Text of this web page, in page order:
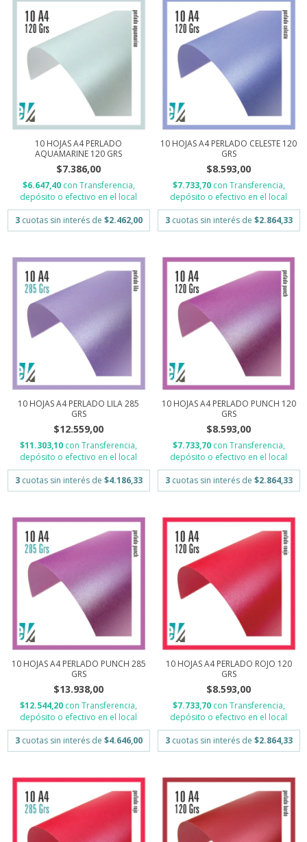
10 HOJAS A4 PERLADO
AQUAMARINE 120 GRS
$7.386,00
$6.647,40 con Transferencia,
depósito o efectivo en el local
3 cuotas sin interés de $2.462,00
10 HOJAS A4 PERLADO CELESTE 120
GRS
$8.593,00
$7.733,70 con Transferencia,
depósito o efectivo en el local
3 cuotas sin interés de $2.864,33
10 HOJAS A4 PERLADO LILA 285
GRS
$12.559,00
$11.303,10 con Transferencia,
depósito o efectivo en el local
3 cuotas sin interés de $4.186,33
10 HOJAS A4 PERLADO PUNCH 120
GRS
$8.593,00
$7.733,70 con Transferencia,
depósito o efectivo en el local
3 cuotas sin interés de $2.864,33
10 HOJAS A4 PERLADO PUNCH 285
GRS
$13.938,00
$12.544,20 con Transferencia,
depósito o efectivo en el local
3 cuotas sin interés de $4.646,00
10 HOJAS A4 PERLADO ROJO 120
GRS
$8.593,00
$7.733,70 con Transferencia,
depósito o efectivo en el local
3 cuotas sin interés de $2.864,33